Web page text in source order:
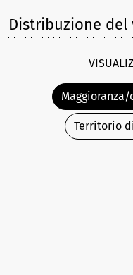
Distribuzione del
Territorio